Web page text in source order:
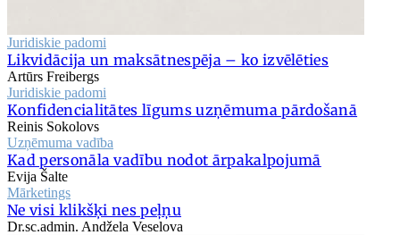
Juridiskie padomi
Likvidācija un maksātnespēja – ko izvēlēties
Artūrs Freibergs
Juridiskie padomi
Konfidencialitātes līgums uzņēmuma pārdošanā
Reinis Sokolovs
Uzņēmuma vadība
Kad personāla vadību nodot ārpakalpojumā
Evija Šalte
Mārketings
Ne visi klikšķi nes peļņu
Dr.sc.admin. Andžela Veselova